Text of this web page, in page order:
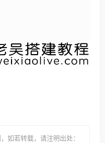
，如若转载，请注明出处：